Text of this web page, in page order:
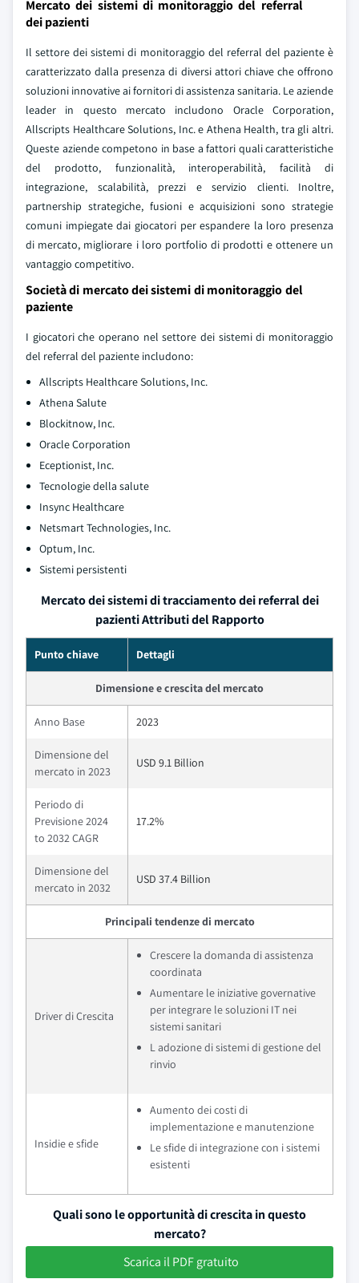
Mercato dei sistemi di monitoraggio del referral
dei pazienti
Il settore dei sistemi di monitoraggio del referral del paziente è
caratterizzato dalla presenza di diversi attori chiave che offrono
soluzioni innovative ai fornitori di assistenza sanitaria. Le aziende
leader in questo mercato includono Oracle Corporation,
Allscripts Healthcare Solutions, Inc. e Athena Health, tra gli altri.
Queste aziende competono in base a fattori quali caratteristiche
del prodotto, funzionalità, interoperabilità, facilità di
integrazione, scalabilità, prezzi e servizio clienti. Inoltre,
partnership strategiche, fusioni e acquisizioni sono strategie
comuni impiegate dai giocatori per espandere la loro presenza
di mercato, migliorare i loro portfolio di prodotti e ottenere un
vantaggio competitivo.
Società di mercato dei sistemi di monitoraggio del
paziente
I giocatori che operano nel settore dei sistemi di monitoraggio
del referral del paziente includono:
Allscripts Healthcare Solutions, Inc.
Athena Salute
Blockitnow, Inc.
Oracle Corporation
Eceptionist, Inc.
Tecnologie della salute
Insync Healthcare
Netsmart Technologies, Inc.
Optum, Inc.
Sistemi persistenti
Mercato dei sistemi di tracciamento dei referral dei
pazienti Attributi del Rapporto
Punto chiave Dettagli
Dimensione e crescita del mercato
Anno Base 2023
Dimensione del
mercato in 2023
USD 9.1 Billion
Periodo di
Previsione 2024
to 2032 CAGR
17.2%
Dimensione del
mercato in 2032
USD 37.4 Billion
Principali tendenze di mercato
Driver di Crescita
Crescere la domanda di assistenza
coordinata
Aumentare le iniziative governative
per integrare le soluzioni IT nei
sistemi sanitari
L adozione di sistemi di gestione del
rinvio
Insidie e sfide
Aumento dei costi di
implementazione e manutenzione
Le sfide di integrazione con i sistemi
esistenti
Quali sono le opportunità di crescita in questo
mercato?
Scarica il PDF gratuito